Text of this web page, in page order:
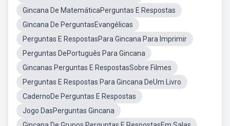
Gincana De MatemáticaPerguntas E Respostas
Gincana De PerguntasEvangélicas
Perguntas E RespostasPara Gincana Para Imprimir
Perguntas DePortuguês Para Gincana
Gincanas Perguntas E RespostasSobre Filmes
Perguntas E Respostas Para Gincana DeUm Livro
CadernoDe Perguntas E Respostas
Jogo DasPerguntas Gincana